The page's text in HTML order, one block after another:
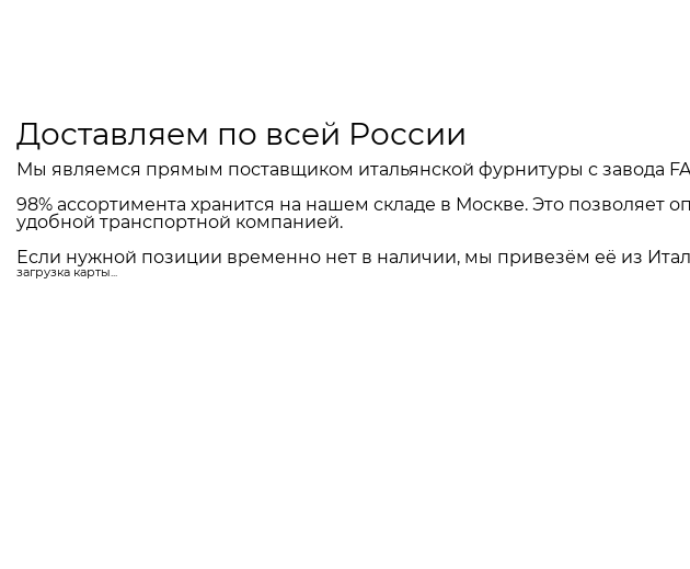
Доставляем по всей России
Мы являемся прямым поставщиком итальянской фурнитуры с завода
98% ассортимента хранится на нашем складе в Москве. Это позволяет
удобной транспортной компанией.
Если нужной позиции временно нет в наличии, мы привезём её из
загрузка карты...